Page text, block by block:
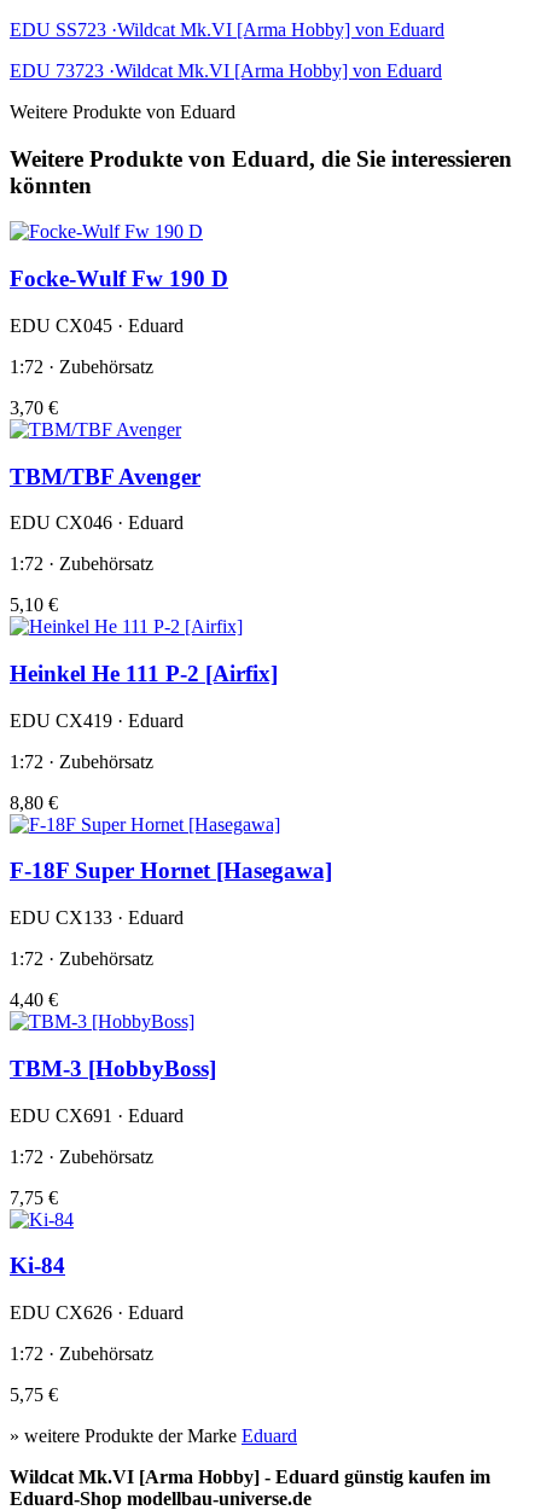
EDU SS723 ·Wildcat Mk.VI [Arma Hobby] von Eduard
EDU 73723 ·Wildcat Mk.VI [Arma Hobby] von Eduard
Weitere Produkte von Eduard
Weitere Produkte von Eduard, die Sie interessieren
könnten
Focke-Wulf Fw 190 D
EDU CX045 · Eduard
1:72 · Zubehörsatz
3,70 €
TBM/TBF Avenger
EDU CX046 · Eduard
1:72 · Zubehörsatz
5,10 €
Heinkel He 111 P-2 [Airfix]
EDU CX419 · Eduard
1:72 · Zubehörsatz
8,80 €
F-18F Super Hornet [Hasegawa]
EDU CX133 · Eduard
1:72 · Zubehörsatz
4,40 €
TBM-3 [HobbyBoss]
EDU CX691 · Eduard
1:72 · Zubehörsatz
7,75 €
Ki-84
EDU CX626 · Eduard
1:72 · Zubehörsatz
5,75 €
» weitere Produkte der Marke Eduard
Wildcat Mk.VI [Arma Hobby] - Eduard günstig kaufen im
Eduard-Shop modellbau-universe.de